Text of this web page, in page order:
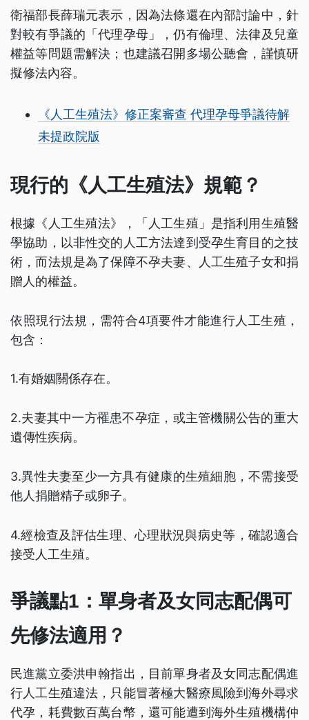
衛福部長薛瑞元表示，因為法條還在內部討論中，針
對較有爭議的「代理孕母」，仍有倫理、法律及兒童
權益等問題需解決；也建議召開多場公聽會，謹慎研
擬修法內容。
《人工生殖法》修正案審查 代理孕母爭議待解
未提政院版
現行的《人工生殖法》規範？
根據《人工生殖法》，「人工生殖」是指利用生殖醫
學協助，以非性交的人工方法達到受孕生育目的之技
術，而法規是為了保障不孕夫妻、人工生殖子女和捐
贈人的權益。
依照現行法規，需符合4項要件才能進行人工生殖，
包含：
1.有婚姻關係存在。
2.夫妻其中一方罹患不孕症，或主管機關公告的重大
遺傳性疾病。
3.異性夫妻至少一方具有健康的生殖細胞，不需接受
他人捐贈精子或卵子。
4.經檢查及評估生理、心理狀況與病史等，確認適合
接受人工生殖。
爭議點1：單身者及女同志配偶可
先修法適用？
民進黨立委洪申翰指出，目前單身者及女同志配偶進
行人工生殖違法，只能冒著極大醫療風險到海外尋求
代孕，耗費數百萬台幣，還可能遭到海外生殖機構仲